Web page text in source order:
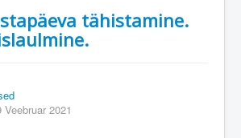
tähistamine.
2021